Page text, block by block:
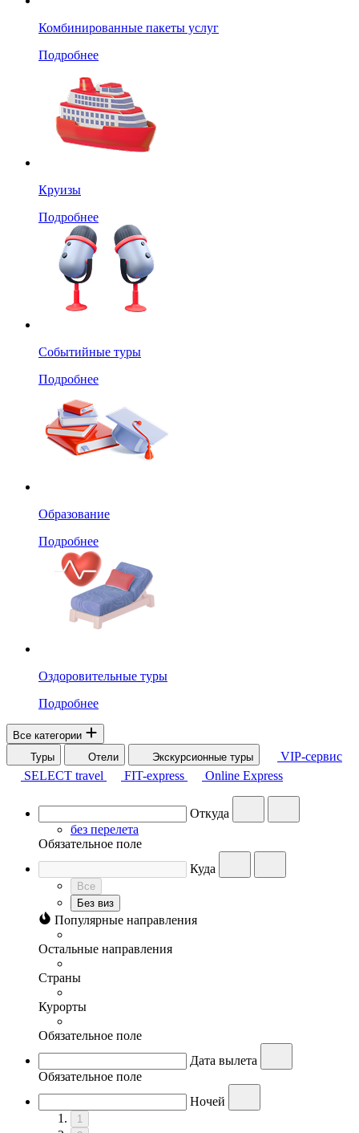
Комбинированные пакеты услуг
Подробнее
Круизы
Подробнее
Событийные туры
Подробнее
Образование
Подробнее
Оздоровительные туры
Подробнее
Все категории
Туры
Отели Экскурсионные туры
VIP-сервис
SELECT travel
FIT-express Online Express
Откуда
без перелета
Обязательное поле
Куда
Все
Без виз
Популярные направления
Остальные направления
Страны
Курорты
Обязательное поле
Дата вылета
Обязательное поле
Ночей
1